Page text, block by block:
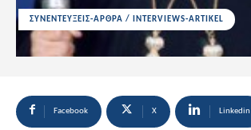
ΣΥΝΕΝΤΕΥΞΕΙΣ-ΑΡΘΡΑ / INTERVIEWS-ARTIKEL
Facebook X Linkedin